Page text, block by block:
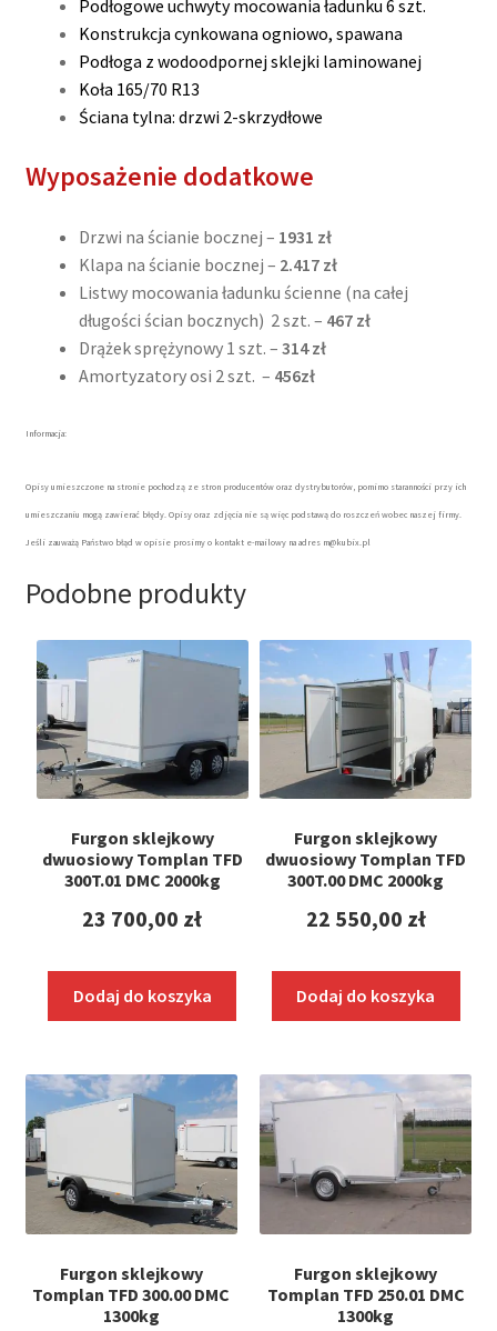
Podłogowe uchwyty mocowania ładunku 6 szt.
Konstrukcja cynkowana ogniowo, spawana
Podłoga z wodoodpornej sklejki laminowanej
Koła 165/70 R13
Ściana tylna: drzwi 2-skrzydłowe
Wyposażenie dodatkowe
Drzwi na ścianie bocznej – 1931 zł
Klapa na ścianie bocznej – 2.417 zł
Listwy mocowania ładunku ścienne (na całej
długości ścian bocznych) 2 szt. – 467 zł
Drążek sprężynowy 1 szt. – 314 zł
Amortyzatory osi 2 szt. – 456zł
Informacja:
Opisy umieszczone na stronie pochodzą ze stron producentów oraz dystrybutorów, pomimo staranności przy ich
umieszczaniu mogą zawierać błędy. Opisy oraz zdjęcia nie są więc podstawą do roszczeń wobec naszej firmy.
Jeśli zauważą Państwo błąd w opisie prosimy o kontakt e-mailowy na adres m@kubix.pl
Podobne produkty
Furgon sklejkowy
dwuosiowy Tomplan TFD
300T.01 DMC 2000kg
23 700,00 zł
Dodaj do koszyka
Furgon sklejkowy
dwuosiowy Tomplan TFD
300T.00 DMC 2000kg
22 550,00 zł
Dodaj do koszyka
Furgon sklejkowy
Tomplan TFD 300.00 DMC
1300kg
Furgon sklejkowy
Tomplan TFD 250.01 DMC
1300kg